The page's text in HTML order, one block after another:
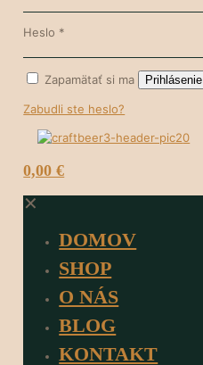
Heslo *
Zapamätať si ma Prihlásenie
Zabudli ste heslo?
0
0,00 €
✕
DOMOV
SHOP
O NÁS
BLOG
KONTAKT